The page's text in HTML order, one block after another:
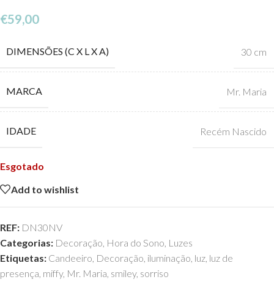
€59,00
DIMENSÕES (C X L X A) 30 cm
MARCA Mr. Maria
IDADE Recém Nascido
Esgotado
Add to wishlist
REF: DN30NV
Categorias: Decoração, Hora do Sono, Luzes
Etiquetas: Candeeiro, Decoração, iluminação, luz, luz de
presença, miffy, Mr. Maria, smiley, sorriso